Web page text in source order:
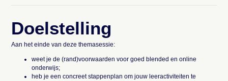
Doelstelling
Aan het einde van deze themasessie:
weet je de (rand)voorwaarden voor goed blended en online
onderwijs;
heb je een concreet stappenplan om jouw leeractiviteiten te